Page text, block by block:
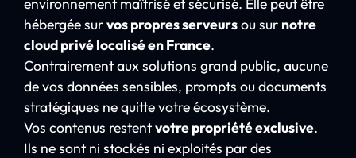
hébergée survos propres serveursou sur notre
cloud privé localisé en France.
Contrairement aux solutions grand public, aucune
de vos données sensibles, prompts ou documents
stratégiques ne quitte votre écosystème.
Vos contenus restentvotre propriété exclusive.
Ils ne sont ni stockés ni exploités par des